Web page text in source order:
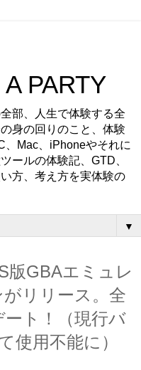
PARTY
部、人生で体験する全
身の回りのこと、体験
、Mac、iPhoneやそれに
ールの体験記、GTD、
方、考え方を実体験の
▼
版GBAエミュレ
リリース。全
ト！（現行バ
使用不能に）